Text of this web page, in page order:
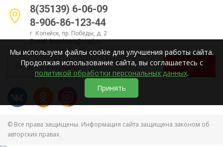
8(35139) 6-06-09
8-906-86-123-44
г. Копейск, пр. Победы, д. 2
E-mail:kopalegro@mail.ru
Отправить
© Все права защищены. Информация сайта защищена законом об
авторских правах.
Мы используем файлы cookie для улучшения работы сайта.
Продолжая использование сайта, вы соглашаетесь с
политикой обработки персональных данных.
Принять